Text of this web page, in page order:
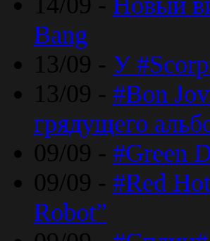
Bang
13/09 - У
13/09 - #Bon
грядущего
09/09 - #Green
09/09 - #Red
Robot”